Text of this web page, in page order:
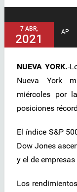
7 ABR,
2021
AP
NUEVA YORK.-
Nueva York
miércoles por
posiciones
El índice S&P
Dow Jones
y el de
Los